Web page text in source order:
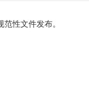
范性文件发布。